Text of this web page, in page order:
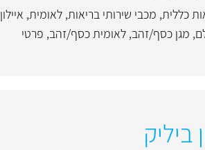
כללית, מכבי שירותי בריאות, לאומית, איילון
, מגן כסף/זהב, לאומית כסף/זהב, פרטי
ביליק